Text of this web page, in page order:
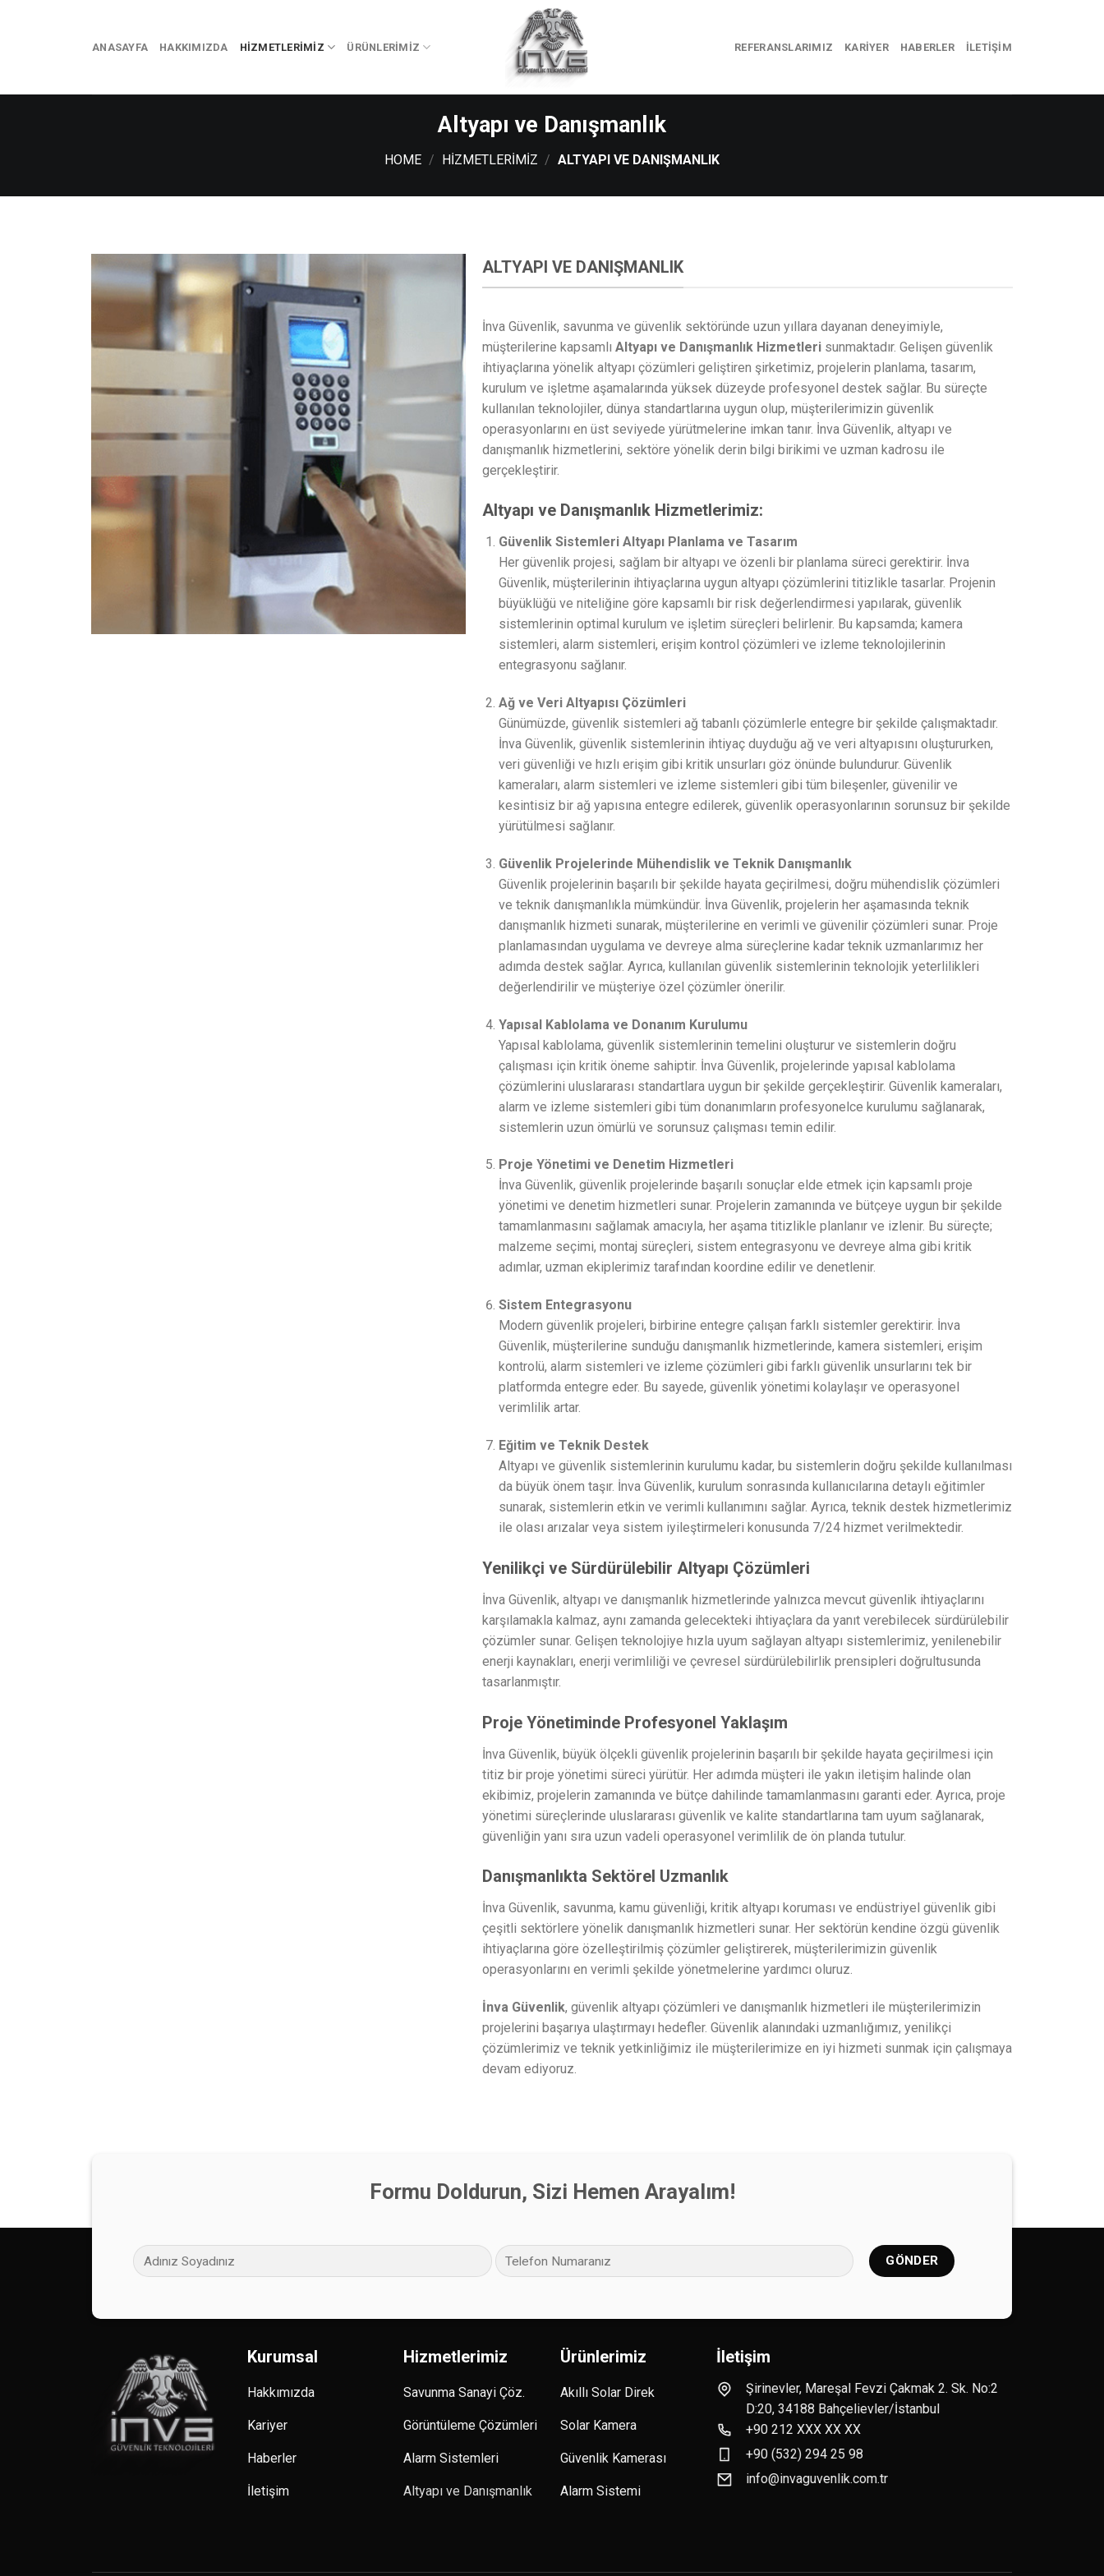
ANASAYFA HAKKIMIZDA HIZMETLERIMIZ ÜRÜNLERIMIZ REFERANSLARIMIZ KARIYER HABERLER İLETIŞIM
Altyapı ve Danışmanlık
HOME / HIZMETLERIMIZ / ALTYAPI VE DANIŞMANLIK
ALTYAPI VE DANIŞMANLIK
İnva Güvenlik, savunma ve güvenlik sektöründe uzun yıllara dayanan deneyimiyle,
müşterilerine kapsamlı Altyapı ve Danışmanlık Hizmetlerisunmaktadır. Gelişen güvenlik
ihtiyaçlarına yönelik altyapı çözümleri geliştiren şirketimiz, projelerin planlama, tasarım,
kurulum ve işletme aşamalarında yüksek düzeyde profesyonel destek sağlar. Bu süreçte
kullanılan teknolojiler, dünya standartlarına uygun olup, müşterilerimizin güvenlik
operasyonlarını en üst seviyede yürütmelerine imkan tanır. İnva Güvenlik, altyapı ve
danışmanlık hizmetlerini, sektöre yönelik derin bilgi birikimi ve uzman kadrosu ile
gerçekleştirir.
Altyapı ve Danışmanlık Hizmetlerimiz:
Güvenlik Sistemleri Altyapı Planlama ve Tasarım
Her güvenlik projesi, sağlam bir altyapı ve özenli bir planlama süreci gerektirir. İnva
Güvenlik, müşterilerinin ihtiyaçlarına uygun altyapı çözümlerini titizlikle tasarlar. Projenin
büyüklüğü ve niteliğine göre kapsamlı bir risk değerlendirmesi yapılarak, güvenlik
sistemlerinin optimal kurulum ve işletim süreçleri belirlenir. Bu kapsamda; kamera
sistemleri, alarm sistemleri, erişim kontrol çözümleri ve izleme teknolojilerinin
entegrasyonu sağlanır.
Ağ ve Veri Altyapısı Çözümleri
Günümüzde, güvenlik sistemleri ağ tabanlı çözümlerle entegre bir şekilde çalışmaktadır.
İnva Güvenlik, güvenlik sistemlerinin ihtiyaç duyduğu ağ ve veri altyapısını oluştururken,
veri güvenliği ve hızlı erişim gibi kritik unsurları göz önünde bulundurur. Güvenlik
kameraları, alarm sistemleri ve izleme sistemleri gibi tüm bileşenler, güvenilir ve
kesintisiz bir ağ yapısına entegre edilerek, güvenlik operasyonlarının sorunsuz bir şekilde
yürütülmesi sağlanır.
Güvenlik Projelerinde Mühendislik ve Teknik Danışmanlık
Güvenlik projelerinin başarılı bir şekilde hayata geçirilmesi, doğru mühendislik çözümleri
ve teknik danışmanlıkla mümkündür. İnva Güvenlik, projelerin her aşamasında teknik
danışmanlık hizmeti sunarak, müşterilerine en verimli ve güvenilir çözümleri sunar. Proje
planlamasından uygulama ve devreye alma süreçlerine kadar teknik uzmanlarımız her
adımda destek sağlar. Ayrıca, kullanılan güvenlik sistemlerinin teknolojik yeterlilikleri
değerlendirilir ve müşteriye özel çözümler önerilir.
Yapısal Kablolama ve Donanım Kurulumu
Yapısal kablolama, güvenlik sistemlerinin temelini oluşturur ve sistemlerin doğru
çalışması için kritik öneme sahiptir. İnva Güvenlik, projelerinde yapısal kablolama
çözümlerini uluslararası standartlara uygun bir şekilde gerçekleştirir. Güvenlik kameraları,
alarm ve izleme sistemleri gibi tüm donanımların profesyonelce kurulumu sağlanarak,
sistemlerin uzun ömürlü ve sorunsuz çalışması temin edilir.
Proje Yönetimi ve Denetim Hizmetleri
İnva Güvenlik, güvenlik projelerinde başarılı sonuçlar elde etmek için kapsamlı proje
yönetimi ve denetim hizmetleri sunar. Projelerin zamanında ve bütçeye uygun bir şekilde
tamamlanmasını sağlamak amacıyla, her aşama titizlikle planlanır ve izlenir. Bu süreçte;
malzeme seçimi, montaj süreçleri, sistem entegrasyonu ve devreye alma gibi kritik
adımlar, uzman ekiplerimiz tarafından koordine edilir ve denetlenir.
Sistem Entegrasyonu
Modern güvenlik projeleri, birbirine entegre çalışan farklı sistemler gerektirir. İnva
Güvenlik, müşterilerine sunduğu danışmanlık hizmetlerinde, kamera sistemleri, erişim
kontrolü, alarm sistemleri ve izleme çözümleri gibi farklı güvenlik unsurlarını tek bir
platformda entegre eder. Bu sayede, güvenlik yönetimi kolaylaşır ve operasyonel
verimlilik artar.
Eğitim ve Teknik Destek
Altyapı ve güvenlik sistemlerinin kurulumu kadar, bu sistemlerin doğru şekilde kullanılması
da büyük önem taşır. İnva Güvenlik, kurulum sonrasında kullanıcılarına detaylı eğitimler
sunarak, sistemlerin etkin ve verimli kullanımını sağlar. Ayrıca, teknik destek hizmetlerimiz
ile olası arızalar veya sistem iyileştirmeleri konusunda 7/24 hizmet verilmektedir.
Yenilikçi ve Sürdürülebilir Altyapı Çözümleri
İnva Güvenlik, altyapı ve danışmanlık hizmetlerinde yalnızca mevcut güvenlik ihtiyaçlarını
karşılamakla kalmaz, aynı zamanda gelecekteki ihtiyaçlara da yanıt verebilecek sürdürülebilir
çözümler sunar. Gelişen teknolojiye hızla uyum sağlayan altyapı sistemlerimiz, yenilenebilir
enerji kaynakları, enerji verimliliği ve çevresel sürdürülebilirlik prensipleri doğrultusunda
tasarlanmıştır.
Proje Yönetiminde Profesyonel Yaklaşım
İnva Güvenlik, büyük ölçekli güvenlik projelerinin başarılı bir şekilde hayata geçirilmesi için
titiz bir proje yönetimi süreci yürütür. Her adımda müşteri ile yakın iletişim halinde olan
ekibimiz, projelerin zamanında ve bütçe dahilinde tamamlanmasını garanti eder. Ayrıca, proje
yönetimi süreçlerinde uluslararası güvenlik ve kalite standartlarına tam uyum sağlanarak,
güvenliğin yanı sıra uzun vadeli operasyonel verimlilik de ön planda tutulur.
Danışmanlıkta Sektörel Uzmanlık
İnva Güvenlik, savunma, kamu güvenliği, kritik altyapı koruması ve endüstriyel güvenlik gibi
çeşitli sektörlere yönelik danışmanlık hizmetleri sunar. Her sektörün kendine özgü güvenlik
ihtiyaçlarına göre özelleştirilmiş çözümler geliştirerek, müşterilerimizin güvenlik
operasyonlarını en verimli şekilde yönetmelerine yardımcı oluruz.
İnva Güvenlik, güvenlik altyapı çözümleri ve danışmanlık hizmetleri ile müşterilerimizin
projelerini başarıya ulaştırmayı hedefler. Güvenlik alanındaki uzmanlığımız, yenilikçi
çözümlerimiz ve teknik yetkinliğimiz ile müşterilerimize en iyi hizmeti sunmak için çalışmaya
devam ediyoruz.
Formu Doldurun, Sizi Hemen Arayalım!
Kurumsal
Hakkımızda
Kariyer
Haberler
İletişim
Hizmetlerimiz
Savunma Sanayi Çöz.
Görüntüleme Çözümleri
Alarm Sistemleri
Altyapı ve Danışmanlık
Ürünlerimiz
Akıllı Solar Direk
Solar Kamera
Güvenlik Kamerası
Alarm Sistemi
İletişim
Şirinevler, Mareşal Fevzi Çakmak 2. Sk. No:2
D:20, 34188 Bahçelievler/İstanbul
+90 212 XXX XX XX
+90 (532) 294 25 98
info@invaguvenlik.com.tr